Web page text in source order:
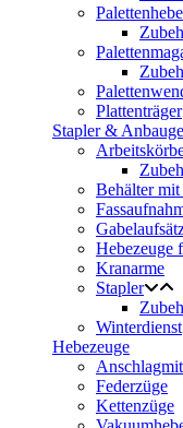
Plattenträger
Stapler &
Behälter mit
Hebezeuge
Kranarme
Stapler
Winterdienst
Hebezeuge
Federzüge
Kettenzüge